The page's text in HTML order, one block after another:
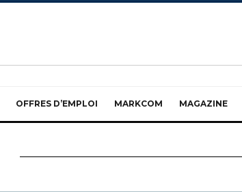
OFFRES D’EMPLOI MARKCOM MAGAZINE